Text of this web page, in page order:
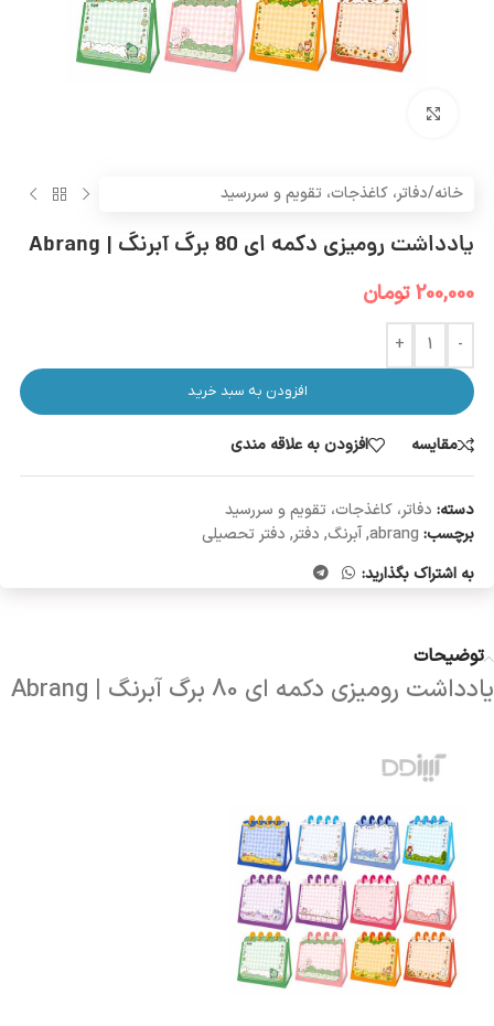
خانه/دفاتر، کاغذجات، تقویم و سررسید
یادداشت رومیزی دکمه ای 80 برگ آبرنگ | Abrang
200,000 تومان
-
+
افزودن به سبد خرید
مقایسه افزودن به علاقه مندی
دسته: دفاتر، کاغذجات، تقویم و سررسید
برچسب: abrang
,آبرنگ, دفتر, دفتر تحصیلی
به اشتراک بگذارید:
توضیحات
یادداشت رومیزی دکمه ای 80 برگ آبرنگ | Abrang